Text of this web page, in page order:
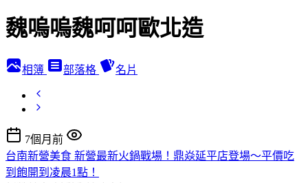
魏嗚嗚魏呵呵歐北造
相簿 部落格 名片
7個月前
台南新營美食 新營最新火鍋戰場！鼎焱延平店登場～平價吃
到飽開到凌晨1點！